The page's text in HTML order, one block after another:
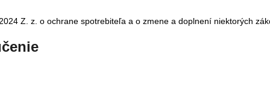
Z. z. o ochrane spotrebiteľa a o zmene a doplnení niektorých